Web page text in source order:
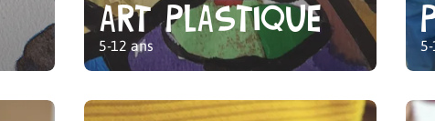
Art plastique
5-12 ans